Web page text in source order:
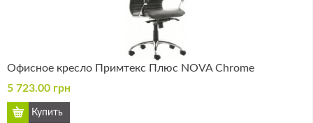
Офисное кресло Примтекс Плюс NOVA Chrome
5 723.00 грн